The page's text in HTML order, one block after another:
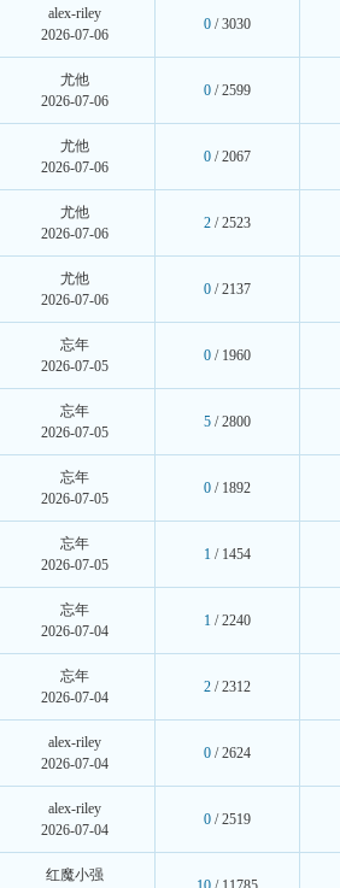
alex-riley
2026-07-06
0/ 3030
尤他
2026-07-06
0/ 2599
尤他
2026-07-06
0/ 2067
尤他
2026-07-06
2/ 2523
尤他
2026-07-06
0/ 2137
忘年
2026-07-05
0/ 1960
忘年
2026-07-05
5/ 2800
忘年
2026-07-05
0/ 1892
忘年
2026-07-05
1 / 1454
忘年
2026-07-04
1 / 2240
忘年
2026-07-04
2/ 2312
alex-riley
2026-07-04
0/ 2624
alex-riley
2026-07-04
0/ 2519
红魔小强